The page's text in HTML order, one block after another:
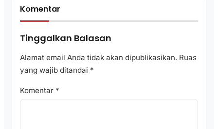
Komentar
Tinggalkan Balasan
Alamat email Anda tidak akan dipublikasikan. Ruas
yang wajib ditandai *
Komentar *